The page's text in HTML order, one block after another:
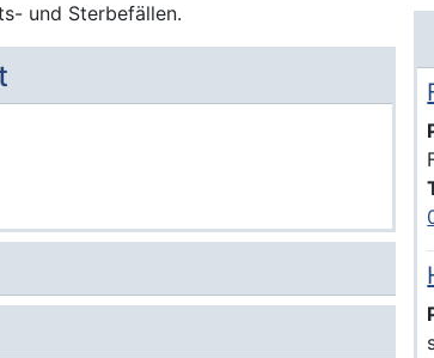
und Sterbefällen.